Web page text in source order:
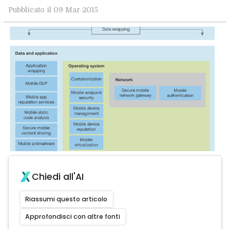
Pubblicato il 09 Mar 2015
Chiedi all'AI
Riassumi questo articolo
Approfondisci con altre fonti